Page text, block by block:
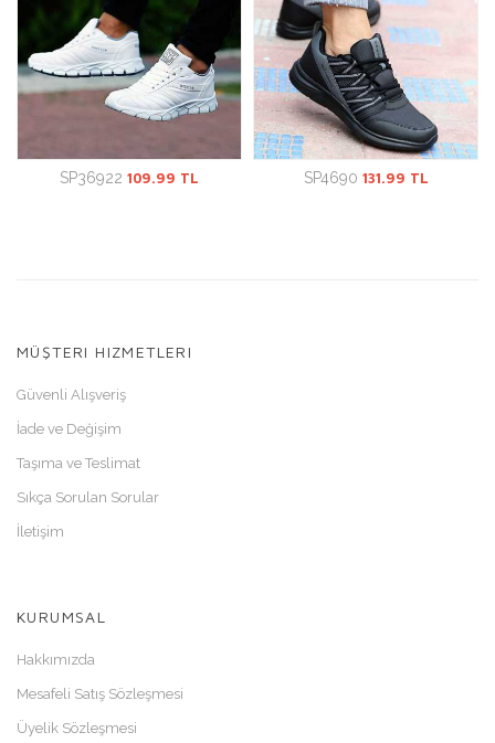
SP36922 109.99 TL SP4690 131.99 TL
MÜŞTERI HIZMETLERI
Güvenli Alışveriş
İade ve Değişim
Taşıma ve Teslimat
Sıkça Sorulan Sorular
İletişim
KURUMSAL
Hakkımızda
Mesafeli Satış Sözleşmesi
Üyelik Sözleşmesi